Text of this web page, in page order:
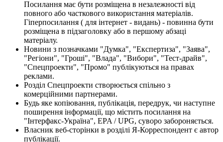
Посилання має бути розміщена в незалежності від
повного або часткового використання матеріалів.
Гіперпосилання ( для інтернет - видань) - повинна бути
розміщена в підзаголовку або в першому абзаці
матеріалу.
Новини з позначками "Думка", "Експертиза", "Заява",
"Регіони", "Гроші", "Влада", "Вибори", "Тест-драйв",
"Спецпроекти", "Промо" публікуються на правах
реклами.
Розділ Спецпроекти створюється спільно з
комерційними партнерами.
Будь яке копіювання, публікація, передрук, чи наступне
поширення інформації, що містить посилання на
"Інтерфакс-Україна", EPA / UPG, суворо забороняється.
Власник веб-сторінки в розділі Я-Корреспондент є автор
публікації.